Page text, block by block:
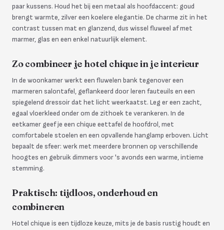
paar kussens. Houd het bij een metaal als hoofdaccent: goud
brengt warmte, zilver een koelere elegantie. De charme zit in het
contrast tussen mat en glanzend, dus wissel fluweel af met
marmer, glas en een enkel natuurlijk element.
Zo combineer je hotel chique in je interieur
In de woonkamer werkt een fluwelen bank tegenover een
marmeren salontafel, geflankeerd door leren fauteuils en een
spiegelend dressoir dat het licht weerkaatst. Leg er een zacht,
egaal vloerkleed onder om de zithoek te verankeren. In de
eetkamer geef je een chique eettafel de hoofdrol, met
comfortabele stoelen en een opvallende hanglamp erboven. Licht
bepaalt de sfeer: werk met meerdere bronnen op verschillende
hoogtes en gebruik dimmers voor 's avonds een warme, intieme
stemming.
Praktisch: tijdloos, onderhoud en
combineren
Hotel chique is een tijdloze keuze, mits je de basis rustig houdt en